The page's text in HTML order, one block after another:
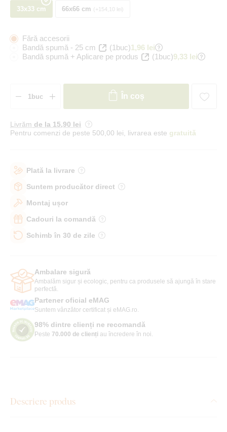
33x33 cm 66x66 cm +154,10 lei
Fără accesorii
Bandă spumă - 25 cm
(1buc)1,96 lei
Bandă spumă + Aplicare pe produs
(1buc)9,33 lei
În coș
Livrăm de la 15,90 lei
Pentru comenzi de peste 500,00 lei, livrarea este gratuită
Plată la livrare
Suntem producător direct
Montaj ușor
Cadouri la comandă
Schimb în 30 de zile
Ambalare sigură
Ambalăm sigur și ecologic, pentru ca produsele să ajungă în stare
perfectă.
Partener oficial eMAG
Suntem vânzător certificat și eMAG.ro.
98% dintre clienți ne recomandă
Peste 70.000 de clienți au încredere în noi.
Descriere produs